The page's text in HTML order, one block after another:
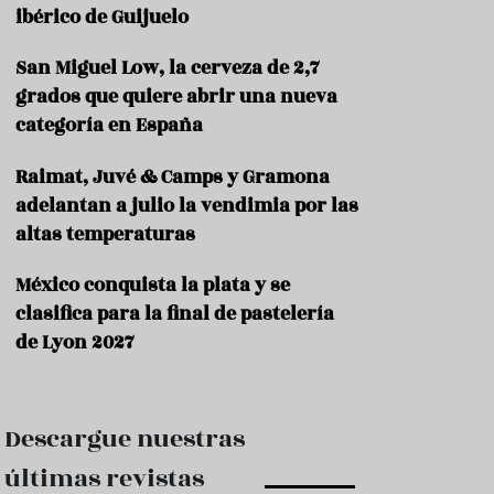
a
u
r
t
s
m
o
ibérico de Guijuelo
San Miguel Low, la cerveza de 2,7
grados que quiere abrir una nueva
categoría en España
Raimat, Juvé & Camps y Gramona
adelantan a julio la vendimia por las
altas temperaturas
México conquista la plata y se
clasifica para la final de pastelería
de Lyon 2027
Descargue nuestras
últimas revistas